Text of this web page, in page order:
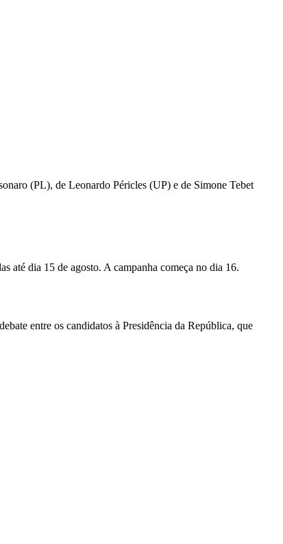
(PL), de Leonardo Péricles (UP) e de Simone Tebet
até dia 15 de agosto. A campanha começa no dia 16.
entre os candidatos à Presidência da República, que